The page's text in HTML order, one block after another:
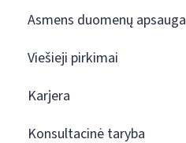
Asmens duomenų apsauga
Viešieji pirkimai
Karjera
Konsultacinė taryba